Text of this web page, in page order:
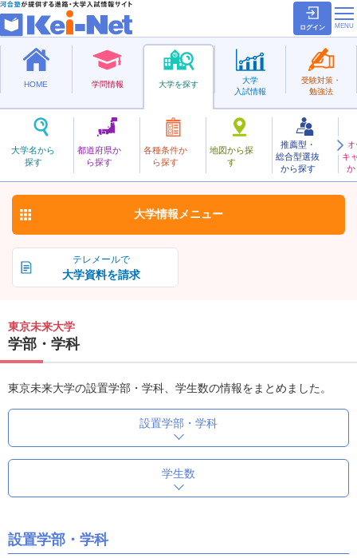
ログイン
HOME 学問情報 大学を探す
大学名から
探す
都道府県か
ら探す
各種条件か
ら探す
地図から探
す
推薦型・
総合型選抜
から探す
キ
か
大学
入試情報
受験対策・
勉強法
私立
とうきょうみらい
東京未来大学 お気に入り
テレメールで
大学資料を請求
大学情報 メニュー
東京未来大学
学部・学科
東京未来大学の設置学部・学科、学生数の情報をまとめました。
設置学部・学科
学生数
設置学部・学科